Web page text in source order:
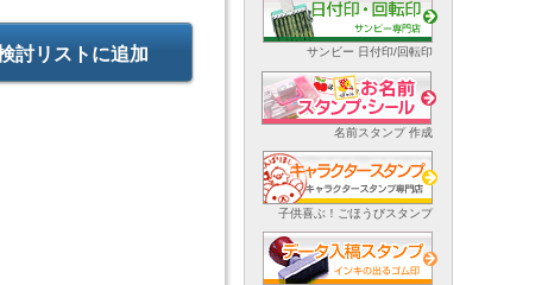
討リストに追加 サンビー 日付印/回転印
名前スタンプ 作成
子供喜ぶ！ごほうびスタンプ